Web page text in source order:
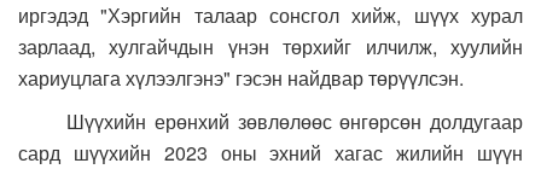
иргэдэд "Хэргийн талаар сонсгол хийж, шүүх хурал
зарлаад, хулгайчдын үнэн төрхийг илчилж, хуулийн
хариуцлага хүлээлгэнэ" гэсэн найдвар төрүүлсэн.
Шүүхийн ерөнхий зөвлөлөөс өнгөрсөн долдугаар
сард шүүхийн 2023 оны эхний хагас жилийн шүүн